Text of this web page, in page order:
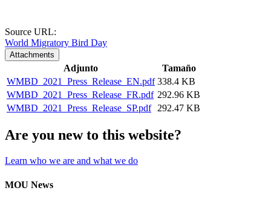
Source URL:
World Migratory Bird Day
Attachments
Adjunto
Tamaño
WMBD_2021_Press_Release_EN.pdf 338.4 KB
WMBD_2021_Press_Release_FR.pdf 292.96 KB
WMBD_2021_Press_Release_SP.pdf
292.47 KB
Are you new to this website?
Learn who we are and what we do
MOU News